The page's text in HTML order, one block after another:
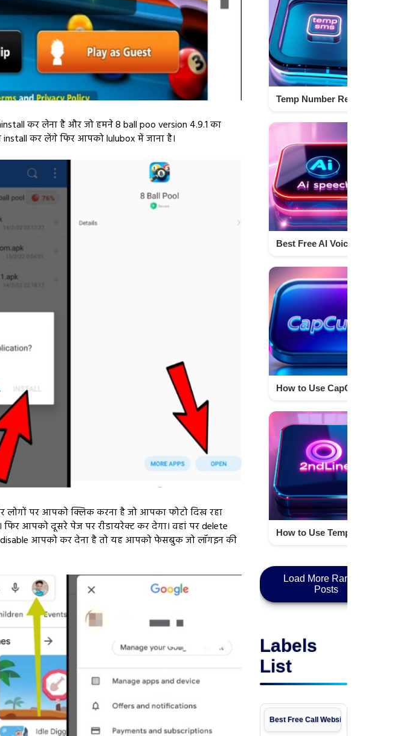
कर लेना है और जो हमने 8 ball poo version 4.9.1 का
कर लेंगे फिर आपको lulubox में जाना है।
लोगों पर आपको क्लिक करना है जो आपका फोटो दिख रहा
आपको दूसरे पेज पर रीडायरेक्ट कर देगा। वहां पर delete
आपको कर देना है तो यह आपको फेसबुक जो लॉगइन की
Load More Random
Posts
Labels
List
Best Free Call Websites